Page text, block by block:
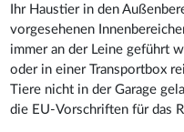
Ihr Haustier in den
vorgesehenen
immer an der Leine geführt
oder in einer Transportbox
Tiere nicht in der Garage
die EU-Vorschriften für das